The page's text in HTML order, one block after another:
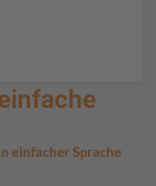
einfacher Sprache